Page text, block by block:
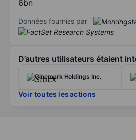
6bn
Données fournies par
D’autres utilisateurs étaient
Cinemark Holdings Inc.
Voir toutes les actions